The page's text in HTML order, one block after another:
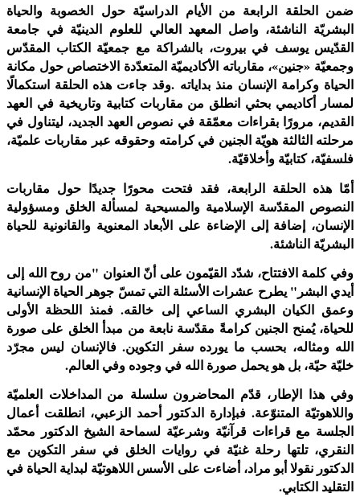
ضمن الحلقة الرابعة من الأيام الدراسيّة حول الخصوبة والحياة
البشريّة الناشئة، واصل المعهد العالي للعلوم الدينيّة في جامعة
القدّيس يوسف في بيروت، بالشراكة مع جمعيّة الكتاب المقدّس
وجمعيّة «جنين»، مقارباته الأكاديميّة المتعدّدة الاختصاص حول مكانة
الحياة وكرامة الإنسان منذ بداياته .وقد جاءت هذه الحلقة استكمالًا
لمسار أكاديمي بحثي انطلق من مقاربات كتابية وتاريخية في العهد
القديم، مرورًا بقراءات معمّقة في نصوص العهد الجديد، ليتناول في
مرحلته الثالثة هويّة الجنين في كرامته وحقوقه عبر مقاربات علميّة،
فلسفيّة، كتابيّة وأخلاقيّة.
أمّا هذه الحلقة الرابعة، فقد فتحت محورًا جديدًا حول مقاربات
النصوص المقدّسة الإسلامية والمسيحية لمسألة الخلق ومسؤولية
الإنسان، إضافة إلى الإضاءة على الأبعاد المعنوية والقانونية للحياة
البشريّة الناشئة.
وفي كلمة الافتتاح، شدّد القيّمون على أنّ العنوان "من روح الله إلى
أيدي البشر" يطرح عشرات الأسئلة التي تمسّ جوهر الحياة الإنسانية
وعمق الكيان البشري الساعي إلى خالقه. فمنذ اللحظة الأولى
للحياة، يُمنح الجنين كرامةً مقدّسة نابعة من مبدأ الخلق على صورة
الله ومثاله، بحسب ما يورده سفر التكوين. فالإنسان ليس مجرّد
خليّة حيّة، بل هو يحمل صورة الله في وجوده وفي العالم.
وفي هذا الإطار، قدّم المحاضرون سلسلة من المداخلات العلميّة
واللاهوتيّة المتنوّعة. فبإدارة الدكتور أحمد الزعبي، انطلقت أعمال
الجلسة مع قراءات قرآنيّة وشرعيّة لسماحة الشيخ الدكتور محمّد
النقري، تلتها رحلة غنيّة في روايات الخلق في سفر التكوين مع
الدكتور نقولا أبو مراد، أضاءت على الأسس اللاهوتيّة لبداية الحياة في
التقليد الكتابي.